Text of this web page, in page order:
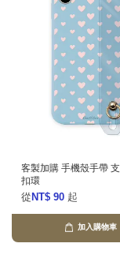
客製加購 手機殼手帶
扣環
從 NT$ 90 起
加入購物車